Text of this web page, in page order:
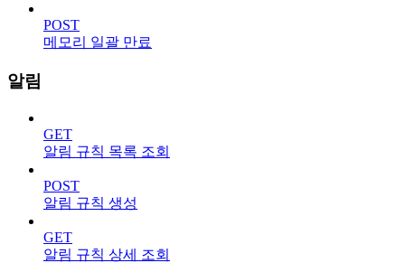
POST
메모리 일괄 만료
알림
GET
알림 규칙 목록 조회
POST
알림 규칙 생성
GET
알림 규칙 상세 조회